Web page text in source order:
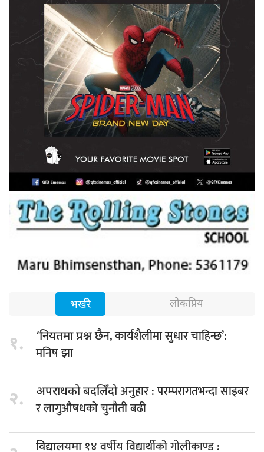
भर्खरै लोकप्रिय
१. ‘नियतमा प्रश्नछैन, कार्यशैलीमा सुधार चाहिन्छ’:
मनिष झा
२. अपराधको बदलिँदोअनुहार : परम्परागतभन्दा साइबर
र लागुऔषधको चुनौती बढी
विद्यालयमा १४वर्षीय विद्यार्थीको गोलीकाण्ड :